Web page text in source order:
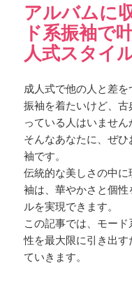
アルバムに
ド系振袖で
人式スタイ
成人式で他の人と差
振袖を着たいけど、
っている人はいません
そんなあなたに、ぜ
袖です。
伝統的な美しさの中
袖は、華やかさと個
ルを実現できます。
この記事では、モー
性を最大限に引き出
ていきます。